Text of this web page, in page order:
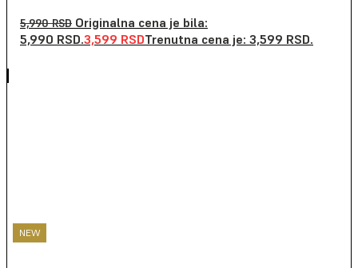
NEW
NEW
NEW
NEW
NEW
NEW
5,990RSD Originalna cena je bila:
5,990 RSD.3,599 RSDTrenutna cena je: 3,599 RSD.
NEW
NEW
NEW